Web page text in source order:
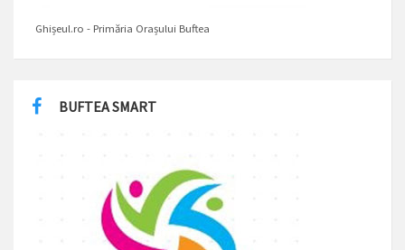
Ghișeul.ro - Primăria Orașului Buftea
BUFTEA SMART